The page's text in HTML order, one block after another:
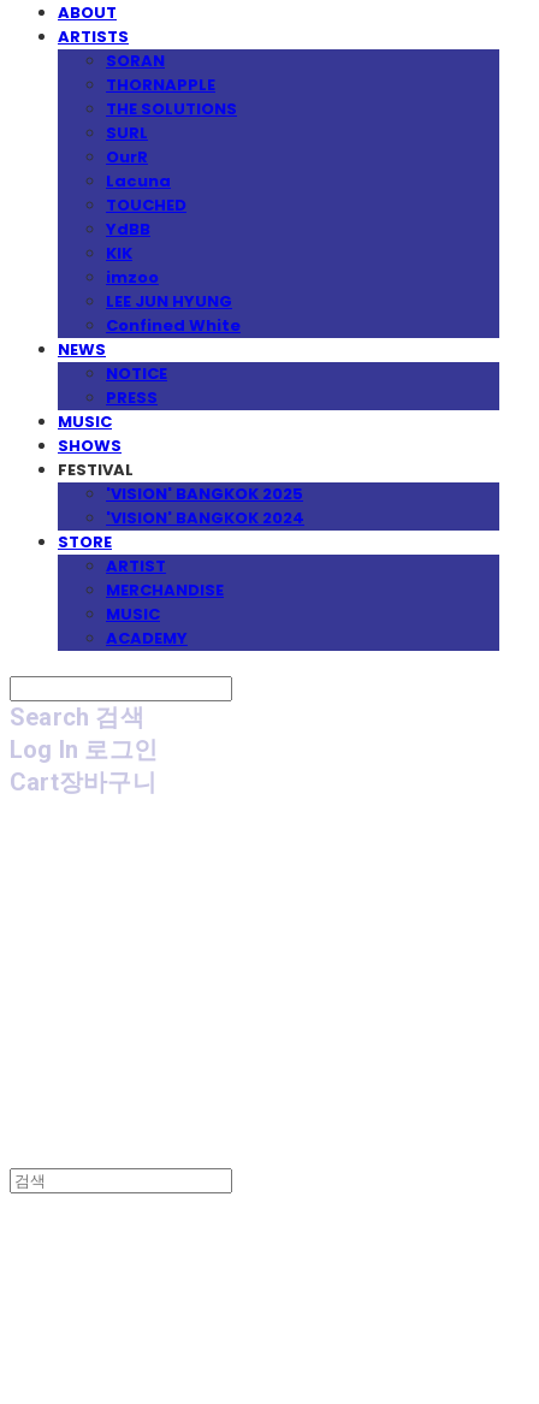
ABOUT
ARTISTS
SORAN
THORNAPPLE
THE SOLUTIONS
SURL
OurR
Lacuna
TOUCHED
YdBB
KIK
imzoo
LEE JUN HYUNG
Confined White
NEWS
NOTICE
PRESS
MUSIC
SHOWS
FESTIVAL
'VISION' BANGKOK 2025
'VISION' BANGKOK 2024
STORE
ARTIST
MERCHANDISE
MUSIC
ACADEMY
Search 검색
Log In 로그인
Cart장바구니